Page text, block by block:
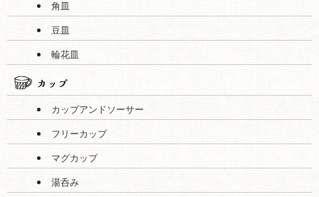
角皿
豆皿
輪花皿
カップアンドソーサー
フリーカップ
マグカップ
湯呑み